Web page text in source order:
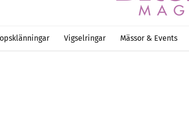
Vigselringar Mässor & Events